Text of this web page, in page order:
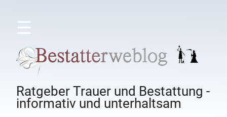
☰
Ratgeber Trauer und Bestattung -
informativ und unterhaltsam